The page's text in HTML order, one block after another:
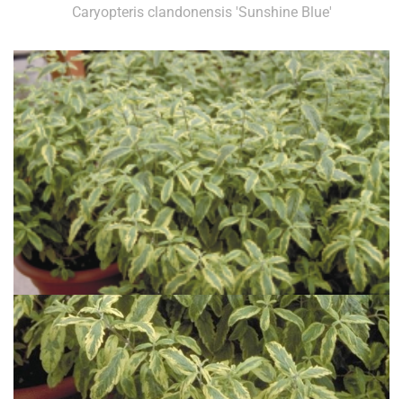
Caryopteris clandonensis 'Sunshine Blue'